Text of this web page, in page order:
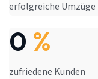
erfolgreiche Umzüge
0 %
zufriedene Kunden